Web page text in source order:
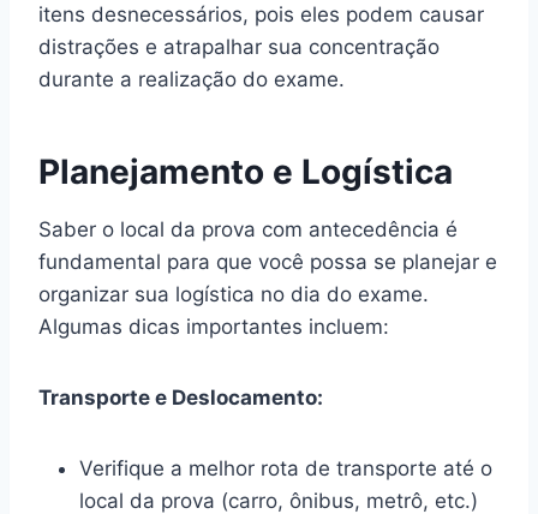
itens desnecessários, pois eles podem causar
distrações e atrapalhar sua concentração
durante a realização do exame.
Planejamento e Logística
Saber o local da prova com antecedência é
fundamental para que você possa se planejar e
organizar sua logística no dia do exame.
Algumas dicas importantes incluem:
Transporte e Deslocamento:
Verifique a melhor rota de transporte até o
local da prova (carro, ônibus, metrô, etc.)